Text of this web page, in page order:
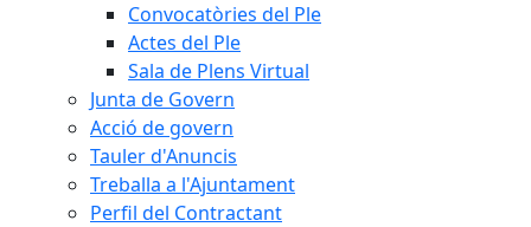
Convocatòries del Ple
Actes del Ple
Sala de Plens Virtual
Junta de Govern
Acció de govern
Tauler d'Anuncis
Treballa a l'Ajuntament
Perfil del Contractant